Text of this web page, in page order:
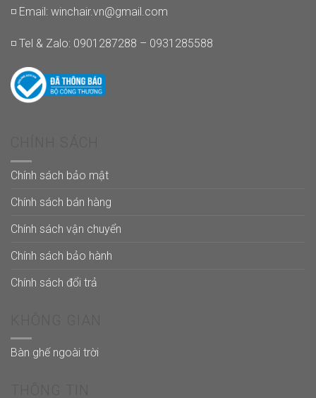
◽ Email: winchair.vn@gmail.com
◽ Tel & Zalo: 0901287288 – 0931285588
Chính sách bảo mật
Chính sách bán hàng
Chính sách vận chuyển
Chính sách bảo hành
Chính sách đổi trả
Bàn ghế ngoài trời